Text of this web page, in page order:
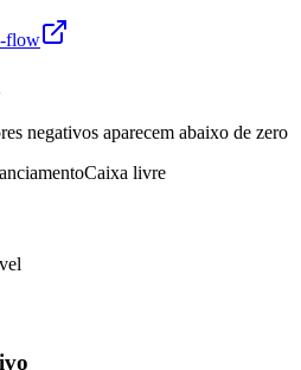
flow
negativos aparecem abaixo de zero
Caixa livre